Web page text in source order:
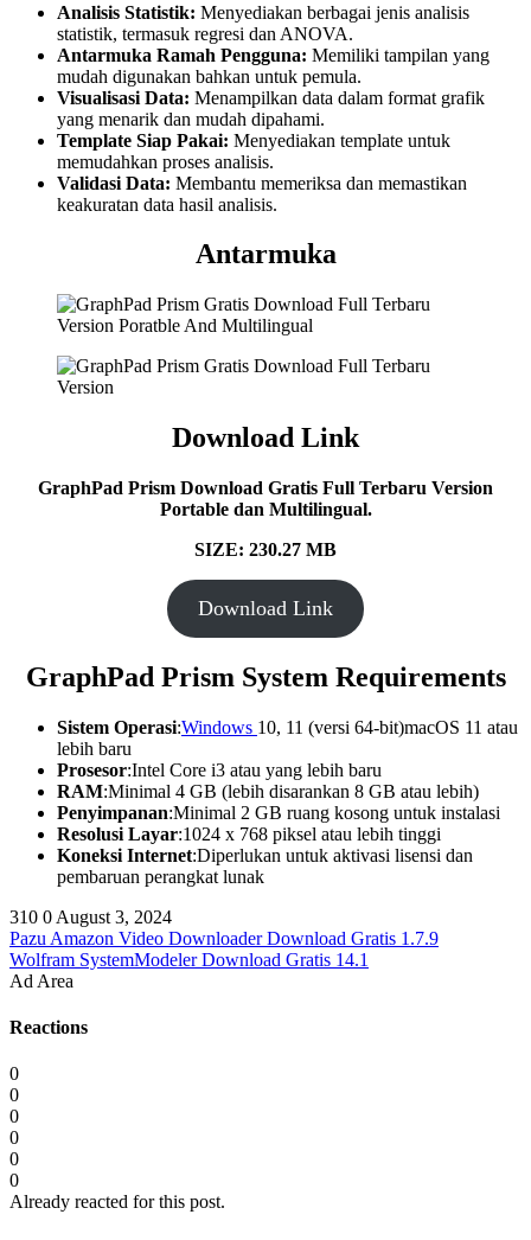
Analisis Statistik: Menyediakan berbagai jenis analisis
statistik, termasuk regresi dan ANOVA.
Antarmuka Ramah Pengguna: Memiliki tampilan yang
mudah digunakan bahkan untuk pemula.
Visualisasi Data: Menampilkan data dalam format grafik
yang menarik dan mudah dipahami.
Template Siap Pakai: Menyediakan template untuk
memudahkan proses analisis.
Validasi Data: Membantu memeriksa dan memastikan
keakuratan data hasil analisis.
Antarmuka
Download Link
GraphPad Prism Download Gratis Full Terbaru Version
Portable dan Multilingual.
SIZE: 230.27 MB
Download Link
GraphPad Prism System Requirements
Sistem Operasi:Windows 10, 11 (versi 64-bit)macOS 11 atau
lebih baru
Prosesor:Intel Core i3 atau yang lebih baru
RAM:Minimal 4 GB (lebih disarankan 8 GB atau lebih)
Penyimpanan:Minimal 2 GB ruang kosong untuk instalasi
Resolusi Layar:1024 x 768 piksel atau lebih tinggi
Koneksi Internet:Diperlukan untuk aktivasi lisensi dan
pembaruan perangkat lunak
310 0 August 3, 2024
Pazu Amazon Video Downloader Download Gratis 1.7.9
Wolfram SystemModeler Download Gratis 14.1
Ad Area
Reactions
0
0
0
0
0
0
Already reacted for this post.